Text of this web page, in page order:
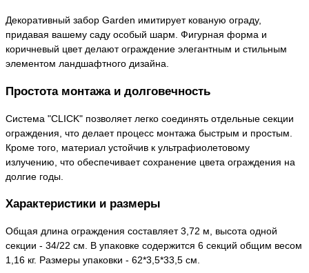
Декоративный забор Garden имитирует кованую ограду,
придавая вашему саду особый шарм. Фигурная форма и
коричневый цвет делают ограждение элегантным и стильным
элементом ландшафтного дизайна.
Простота монтажа и долговечность
Система "CLICK" позволяет легко соединять отдельные секции
ограждения, что делает процесс монтажа быстрым и простым.
Кроме того, материал устойчив к ультрафиолетовому
излучению, что обеспечивает сохранение цвета ограждения на
долгие годы.
Характеристики и размеры
Общая длина ограждения составляет 3,72 м, высота одной
секции - 34/22 см. В упаковке содержится 6 секций общим весом
1,16 кг. Размеры упаковки - 62*3,5*33,5 см.